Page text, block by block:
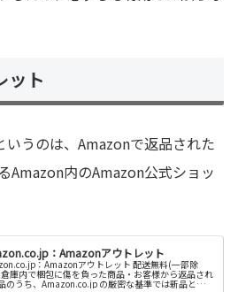
ット
うのは、Amazonで返品された
Amazon内のAmazon公式ショッ
：Amazonアウトレット
：Amazonアウトレット 配送無料(一部除
庫内で梱包に傷を負った商品・お客様から返品され
のうち、Amazon.co.jp の厳密な基準では新品として